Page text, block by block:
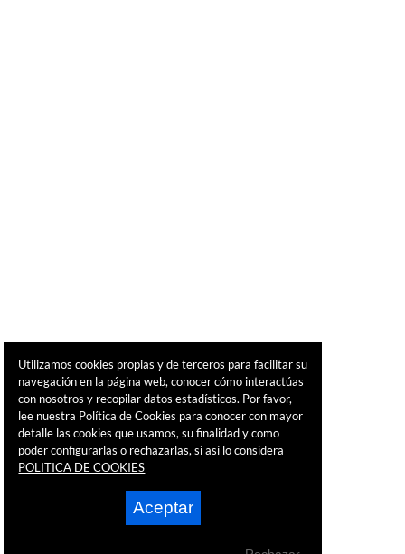
Utilizamos cookies propias y de terceros para facilitar su
navegación en la página web, conocer cómo interactúas
con nosotros y recopilar datos estadísticos. Por favor,
lee nuestra Política de Cookies para conocer con mayor
detalle las cookies que usamos, su finalidad y como
poder configurarlas o rechazarlas, si así lo considera
POLITICA DE COOKIES
Aceptar